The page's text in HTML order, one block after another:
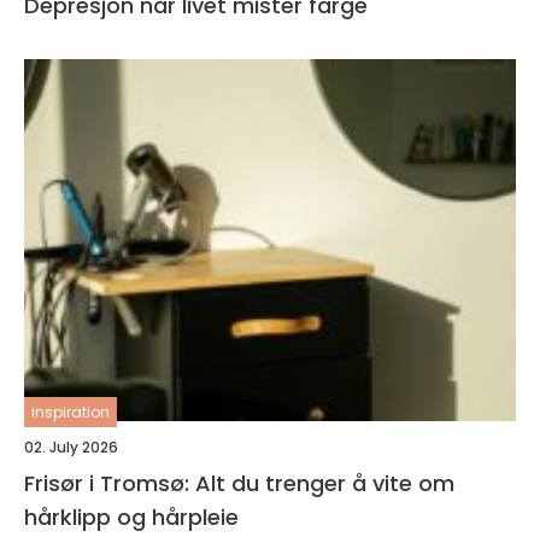
inspiration
02. July 2026
Frisør i Tromsø: Alt du trenger å vite om
hårklipp og hårpleie